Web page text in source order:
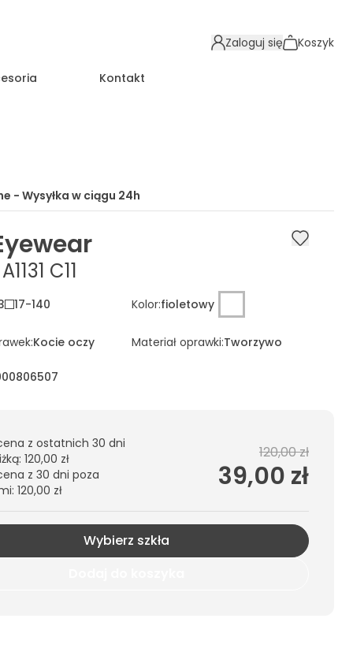
Zaloguj się Koszyk
Kontakt
- Wysyłka w ciągu 24h
C11
17-140 Kolor:fioletowy
:Kocie oczy Materiał oprawki:Tworzywo
z ostatnich 30 dni
: 120,00 zł
z 30 dni poza
: 120,00 zł
120,00 zł
39,00 zł
Wybierz szkła